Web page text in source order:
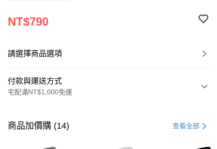
NT$790
請選擇商品選項
付款與運送方式
宅配滿NT$1,000免運
信用卡一次付款
商品加價購 (14) 查看全部